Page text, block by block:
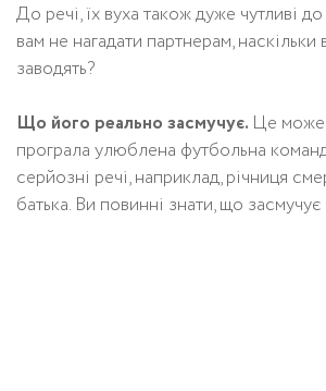
До речі, їх вуха також дуже чутливі
вам не нагадати партнерам, наскільки
заводять?
Що його реально засмучує. Це може
програла улюблена футбольна
серйозні речі, наприклад, річниця
батька. Ви повинні знати, що